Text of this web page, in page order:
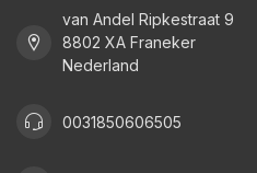
van Andel Ripkestraat 9
8802 XA Franeker
Nederland
0031850606505